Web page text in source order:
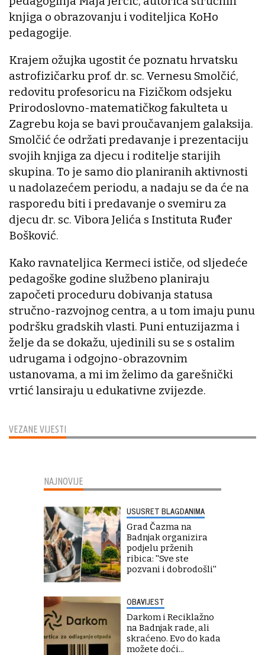
VEZANE VIJESTI
knjiga o obrazovanju i voditeljica KoHo
pedagogije.
Krajem ožujka ugostit će poznatu hrvatsku
astrofizičarku prof. dr. sc. Vernesu Smolčić,
redovitu profesoricu na Fizičkom odsjeku
Prirodoslovno-matematičkog fakulteta u
Zagrebu koja se bavi proučavanjem galaksija.
Smolčić će održati predavanje i prezentaciju
svojih knjiga za djecu i roditelje starijih
skupina. To je samo dio planiranih aktivnosti
u nadolazećem periodu, a nadaju se da će na
rasporedu biti i predavanje o svemiru za
djecu dr. sc. Vibora Jelića s Instituta Ruđer
Bošković.
Kako ravnateljica Kermeci ističe, od sljedeće
pedagoške godine službeno planiraju
započeti proceduru dobivanja statusa
stručno-razvojnog centra, a u tom imaju punu
podršku gradskih vlasti. Puni entuzijazma i
želje da se dokažu, ujedinili su se s ostalim
udrugama i odgojno-obrazovnim
ustanovama, a mi im želimo da garešnički
vrtić lansiraju u edukativne zvijezde.
NAJNOVIJE
USUSRET BLAGDANIMA
Grad Čazma na
Badnjak organizira
podjelu prženih
ribica: ''Sve ste
pozvani i dobrodošli''
OBAVIJEST
Darkom i Reciklažno
na Badnjak rade, ali
skraćeno. Evo do kada
možete doći...